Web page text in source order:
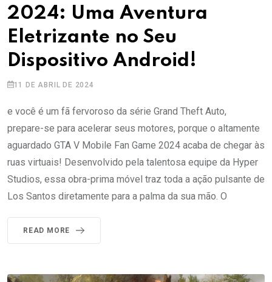
2024: Uma Aventura
Eletrizante no Seu
Dispositivo Android!
11 DE ABRIL DE 2024
e você é um fã fervoroso da série Grand Theft Auto,
prepare-se para acelerar seus motores, porque o altamente
aguardado GTA V Mobile Fan Game 2024 acaba de chegar às
ruas virtuais! Desenvolvido pela talentosa equipe da Hyper
Studios, essa obra-prima móvel traz toda a ação pulsante de
Los Santos diretamente para a palma da sua mão. O
READ MORE